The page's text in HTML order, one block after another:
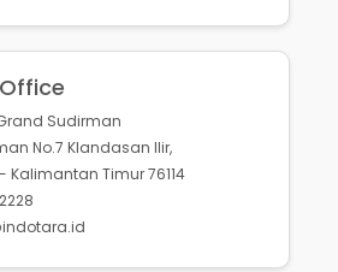
Sudirman
No.7 Klandasan Ilir,
Kalimantan Timur 76114